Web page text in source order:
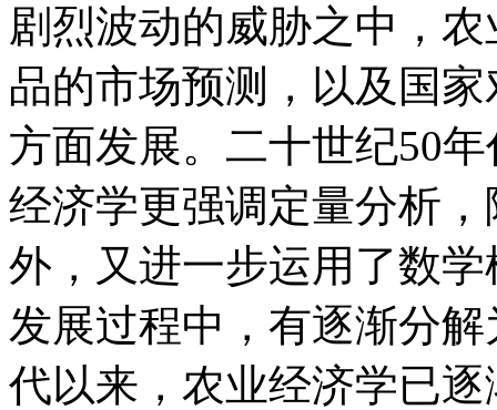
剧烈波动的威胁之中，
品的市场预测，以及国
方面发展。二十世纪50
经济学更强调定量分析
外，又进一步运用了数
发展过程中，有逐渐分
代以来，农业经济学已